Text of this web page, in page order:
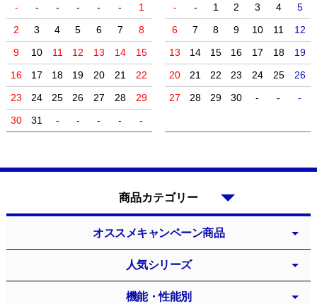
- - - - - -
1
2
3 4 5 6 7
8
9
10 11 12 13 14
15
16
17 18 19 20 21
22
23
24 25 26 27 28
29
30
31 - - - - -
- - 1 2 3 4
5
6
7 8 9 10 11
12
13
14 15 16 17 18
19
20
21 22 23 24 25
26
27
28 29 30 - - -
オススメキャンペーン商品
人気シリーズ
機能・性能別
商品カテゴリー